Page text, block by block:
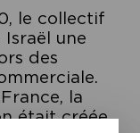
le collectif
une
des
la
était créée